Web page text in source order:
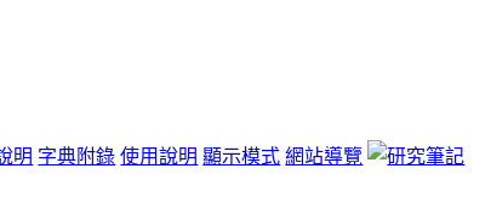
明 字典附錄 使用說明 顯示模式 網站導覽